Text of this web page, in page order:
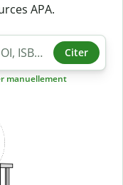
APA.
Citer
manuellement